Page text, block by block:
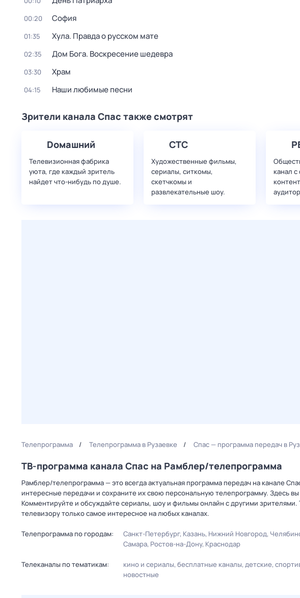
00:20 София
01:35 Хула. Правда о русском мате
02:35 Дом Бога. Воскресение шедевра
03:30 Храм
04:15 Наши любимые песни
Зрители канала Спас также смотрят
Dомашний
Телевизионная фабрика
уюта, где каждый зритель
найдет что‑нибудь по душе.
СТС
Художественные фильмы,
сериалы, ситкомы,
скетчкомы и
развлекательные шоу.
канал
Телепрограмма Телепрограмма в Рузаевке Спас — программа передач в
ТВ-программа канала Спас на Рамблер/телепрограмма
Рамблер/телепрограмма — это всегда актуальная программа передач на канале
интересные передачи и сохраните их свою персональную телепрограмму. Здесь
Комментируйте и обсуждайте сериалы, шоу и фильмы онлайн с другими
телевизору только самое интересное на любых каналах.
Телепрограмма по городам: Санкт-Петербург Казань Нижний Новгород
Самара Ростов-на-Дону Краснодар
Телеканалы по тематикам: кино и сериалы бесплатные каналы детские
новостные